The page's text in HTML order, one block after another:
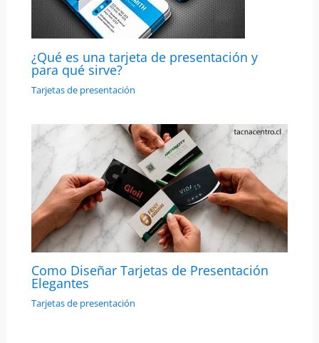
¿Qué es una tarjeta de presentación y
para qué sirve?
Tarjetas de presentación
Como Diseñar Tarjetas de Presentación
Elegantes
Tarjetas de presentación